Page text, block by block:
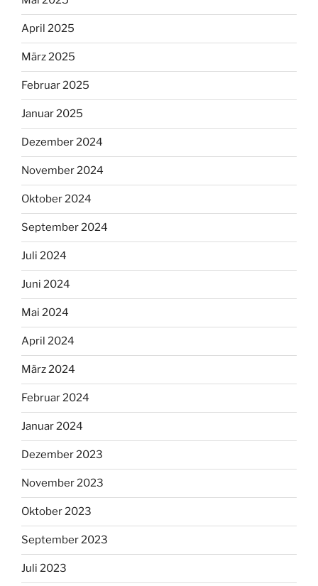
April 2025
März 2025
Februar 2025
Januar 2025
Dezember 2024
November 2024
Oktober 2024
September 2024
Juli 2024
Juni 2024
Mai 2024
April 2024
März 2024
Februar 2024
Januar 2024
Dezember 2023
November 2023
Oktober 2023
September 2023
Juli 2023